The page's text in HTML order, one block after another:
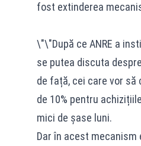
fost extinderea
\"\"După ce ANRE a
se putea discuta
de față, cei care vor să
de 10% pentru
mici de șase luni.
Dar în acest